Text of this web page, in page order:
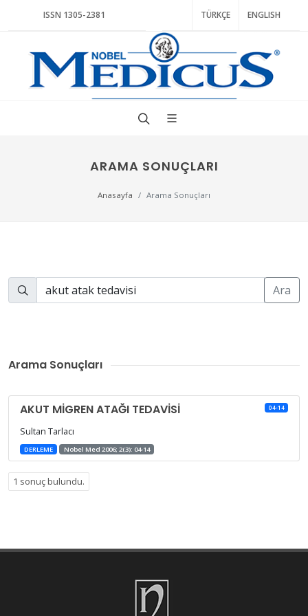
ISSN 1305-2381 TÜRKÇE ENGLISH
ARAMA SONUÇLARI
Anasayfa Arama Sonuçları
Ara
Arama Sonuçları
AKUT MİGREN ATAĞI TEDAVİSİ 04-14
Sultan Tarlacı
DERLEME Nobel Med 2006; 2(3): 04-14
1 sonuç bulundu.